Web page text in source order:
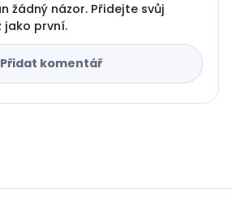
žádný názor. Přidejte svůj
jako první.
Přidat komentář